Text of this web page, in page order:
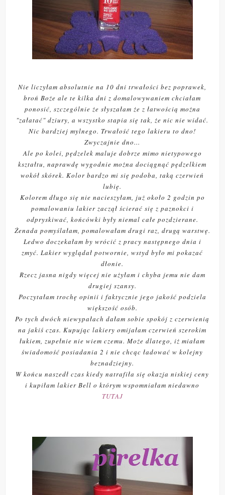
Nie liczyłam absolutnie na 10 dni trwałości bez poprawek,
broń Boże ale te kilka dni z domalowywaniem chciałam
ponosić, szczególnie że słyszałam że z łatwością można
"załatać" dziury, a wszystko stapia się tak, że nic nie widać.
Nic bardziej mylnego. Trwałość tego lakieru to dno!
Zwyczajnie dno...
Ale po kolei, pędzelek maluje dobrze mimo nietypowego
kształtu, naprawdę wygodnie można dociągnąć pędzelkiem
wokół skórek. Kolor bardzo mi się podoba, taką czerwień
lubię.
Kolorem długo się nie nacieszyłam, już około 2 godzin po
pomalowaniu lakier zaczął ścierać się z paznokci i
odpryskiwać, końcówki były niemal całe pozdzierane.
Żenada pomyślałam, pomalowałam drugi raz, drugą warstwę.
Ledwo doczekałam by wrócić z pracy następnego dnia i
zmyć. Lakier wyglądał potwornie, wstyd było mi pokazać
dłonie.
Rzecz jasna nigdy więcej nie użyłam i chyba jemu nie dam
drugiej szansy.
Poczytałam trochę opinii i faktycznie jego jakość podziela
większość osób.
Po tych dwóch niewypałach dałam sobie spokój z czerwienią
na jakiś czas. Kupując lakiery omijałam czerwień szerokim
łukiem, zupełnie nie wiem czemu. Może dlatego, iż miałam
świadomość posiadania 2 i nie chcąc ładować w kolejny
beznadziejny.
W końcu naszedł czas kiedy natrafiła się okazja niskiej ceny
i kupiłam lakier Bell o którym wspomniałam niedawno
TUTAJ